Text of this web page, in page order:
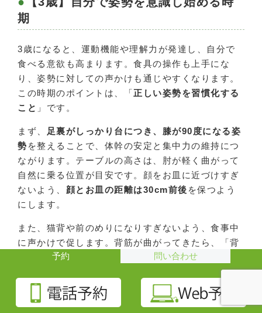
期
3歳になると、運動機能や理解力が発達し、自分で
食べる意欲も高まります。食具の操作も上手にな
り、姿勢に対しての声かけも通じやすくなります。
この時期のポイントは、「正しい姿勢を習慣化する
こと 」です。
まず、
足裏がしっかり台につき、膝が90度になる姿
勢 を整えることで、体幹の安定と集中力の維持につ
ながります。テーブルの高さは、肘が軽く曲がって
自然に乗る位置が目安です。顔をお皿に近づけすぎ
ないよう、 顔とお皿の距離は30cm前後 を保つよう
にします。
また、猫背や前のめりになりすぎないよう、食事中
に声かけで促します。背筋が曲がってきたら、「背
中、お山になってるかな？」などの優しい表現が効
この時期は、姿勢の乱れが
口呼吸・歯列不正・偏咀
嚼につながることがあるため、毎日の食事でしっか
予約 問い合わせ